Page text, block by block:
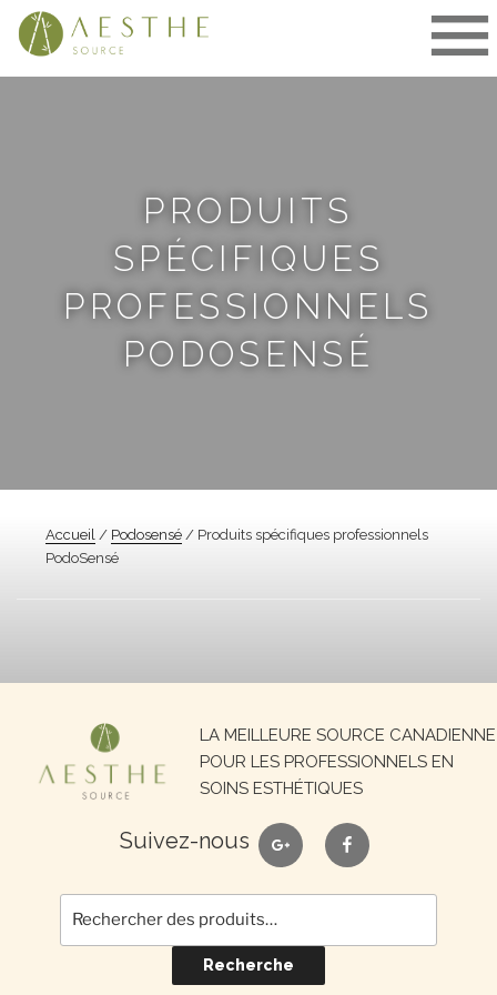
Aller
PRODUITS
SPÉCIFIQUES
PROFESSIONNELS
PODOSENSÉ
Accueil / Podosensé / Produits spécifiques professionnels
PodoSensé
LA MEILLEURE SOURCE CANADIENNE
POUR LES PROFESSIONNELS EN
SOINS ESTHÉTIQUES
Suivez-nous google facebook
Recherche
pour :
Recherche